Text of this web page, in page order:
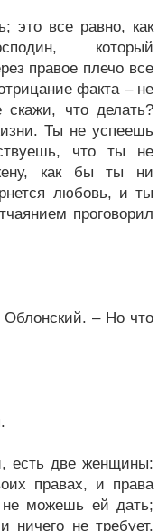
это все равно, как
который
правое плечо все
факта – не
что делать?
Ты не успеешь
что ты не
как бы ты ни
любовь, и ты
проговорил
– Но что
две женщины:
правах, и права
можешь ей дать;
ничего не требует.